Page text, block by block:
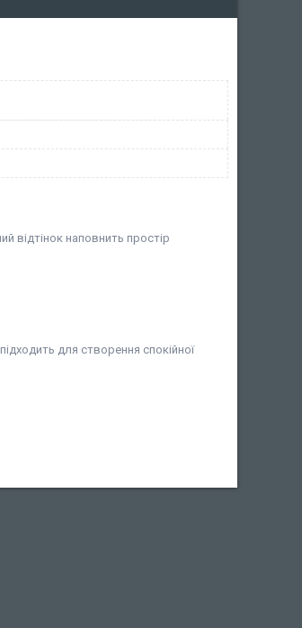
відтінок наповнить простір
для створення спокійної